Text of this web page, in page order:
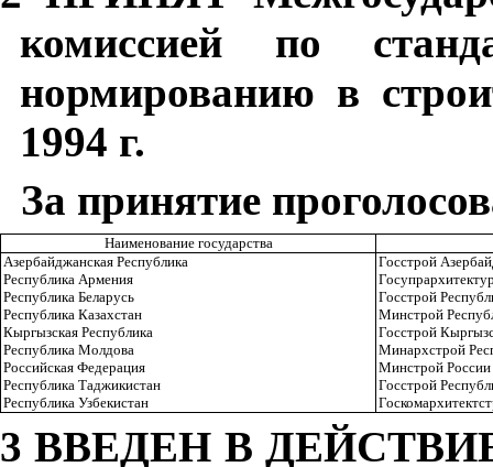
комиссией по
нормированию в
1994 г.
За принятие
Наименование государства
Азербайджанская Республика
Госстрой
Республика Армения
Республика Беларусь
Госстрой
Республика Казахстан
Минстрой
Кыргызская Республика
Госстрой
Республика Молдова
Минархстрой
Российская Федерация
Минстрой России
Республика Таджикистан
Госстрой
Республика Узбекистан
3 ВВЕДЕН В ДЕЙСТВИЕ с